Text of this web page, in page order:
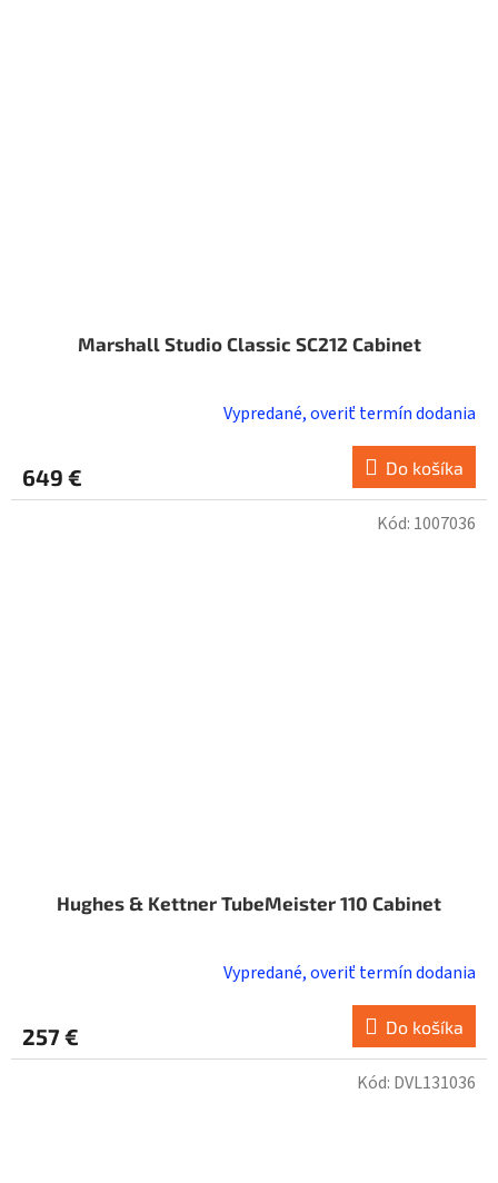
Marshall Studio Classic SC212 Cabinet
Vypredané, overiť termín dodania
649 € Do košíka
Hughes & Kettner TubeMeister 110 Cabinet
Vypredané, overiť termín dodania
257 € Do košíka
Kód: 1007036
Kód: DVL131036